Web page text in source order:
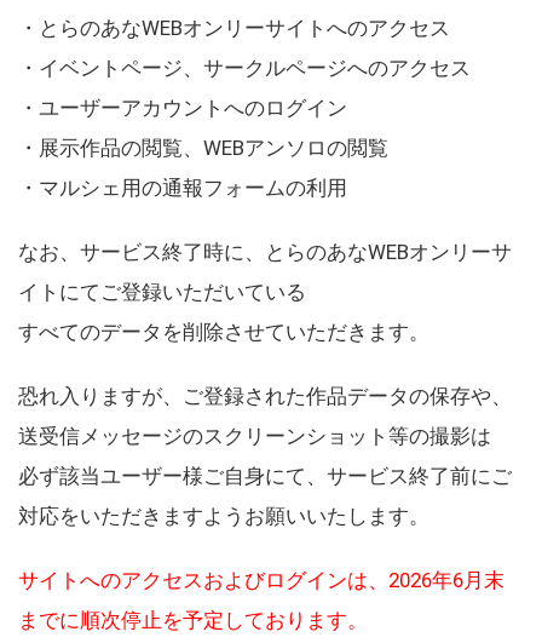
・とらのあなWEBオンリーサイトへのアクセス
・イベントページ、サークルページへのアクセス
・ユーザーアカウントへのログイン
・展示作品の閲覧、WEBアンソロの閲覧
・マルシェ用の通報フォームの利用
なお、サービス終了時に、とらのあなWEBオンリーサ
イトにてご登録いただいている
すべてのデータを削除させていただきます。
恐れ入りますが、ご登録された作品データの保存や、
送受信メッセージのスクリーンショット等の撮影は
必ず該当ユーザー様ご自身にて、サービス終了前にご
対応をいただきますようお願いいたします。
サイトへのアクセスおよびログインは、2026年6月末
までに順次停止を予定しております。